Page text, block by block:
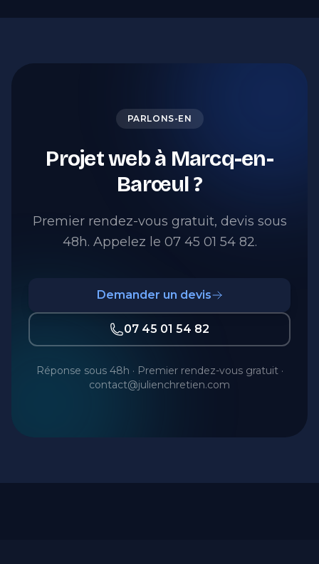
PARLONS-EN
Projet web à Marcq-en-
Barœul ?
Premier rendez-vous gratuit, devis sous
48h. Appelez le 07 45 01 54 82.
Demander un devis
07 45 01 54 82
Réponse sous 48h · Premier rendez-vous gratuit ·
contact@julienchretien.com